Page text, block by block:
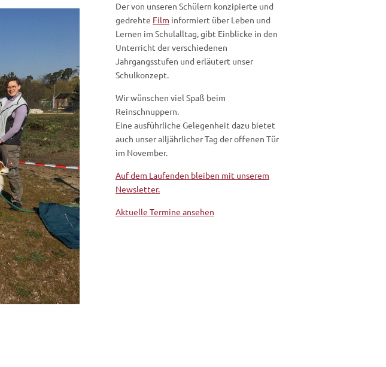
Der von unseren Schülern konzipierte und
gedrehte Film informiert über Leben und
Lernen im Schulalltag, gibt Einblicke in den
Unterricht der verschiedenen
Jahrgangsstufen und erläutert unser
Schulkonzept.
Wir wünschen viel Spaß beim
Reinschnuppern.
Eine ausführliche Gelegenheit dazu bietet
auch unser alljährlicher Tag der offenen Tür
im November.
Auf dem Laufenden bleiben mit unserem
Newsletter.
Aktuelle Termine ansehen